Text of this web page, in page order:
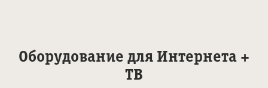
Оборудование для Интернета +
ТВ